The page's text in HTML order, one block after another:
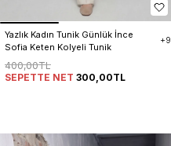
Yazlık Kadın Tunik Günlük İnce
Sofia Keten Kolyeli Tunik
+9
400,00TL
SEPETTE NET 300,00TL